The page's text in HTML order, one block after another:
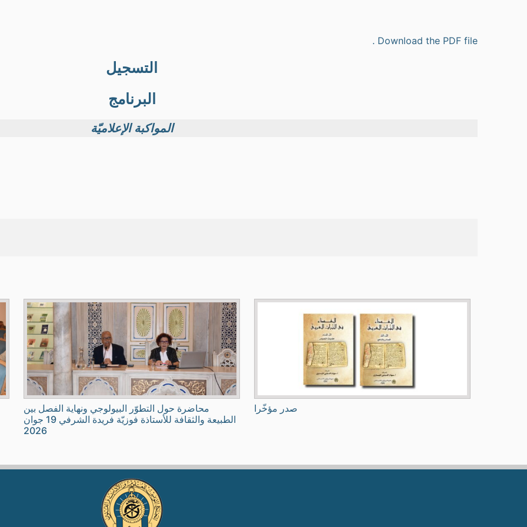
Download the PDF file .
التسجيل
البرنامج
المواكبة الإعلاميّة
صدر مؤخّرا
محاضرة حول التطوّر البيولوجي ونهاية الفصل بين
الطبيعة والثقافة للأستاذة فوزيّة فريدة الشرفي 19 جوان
2026